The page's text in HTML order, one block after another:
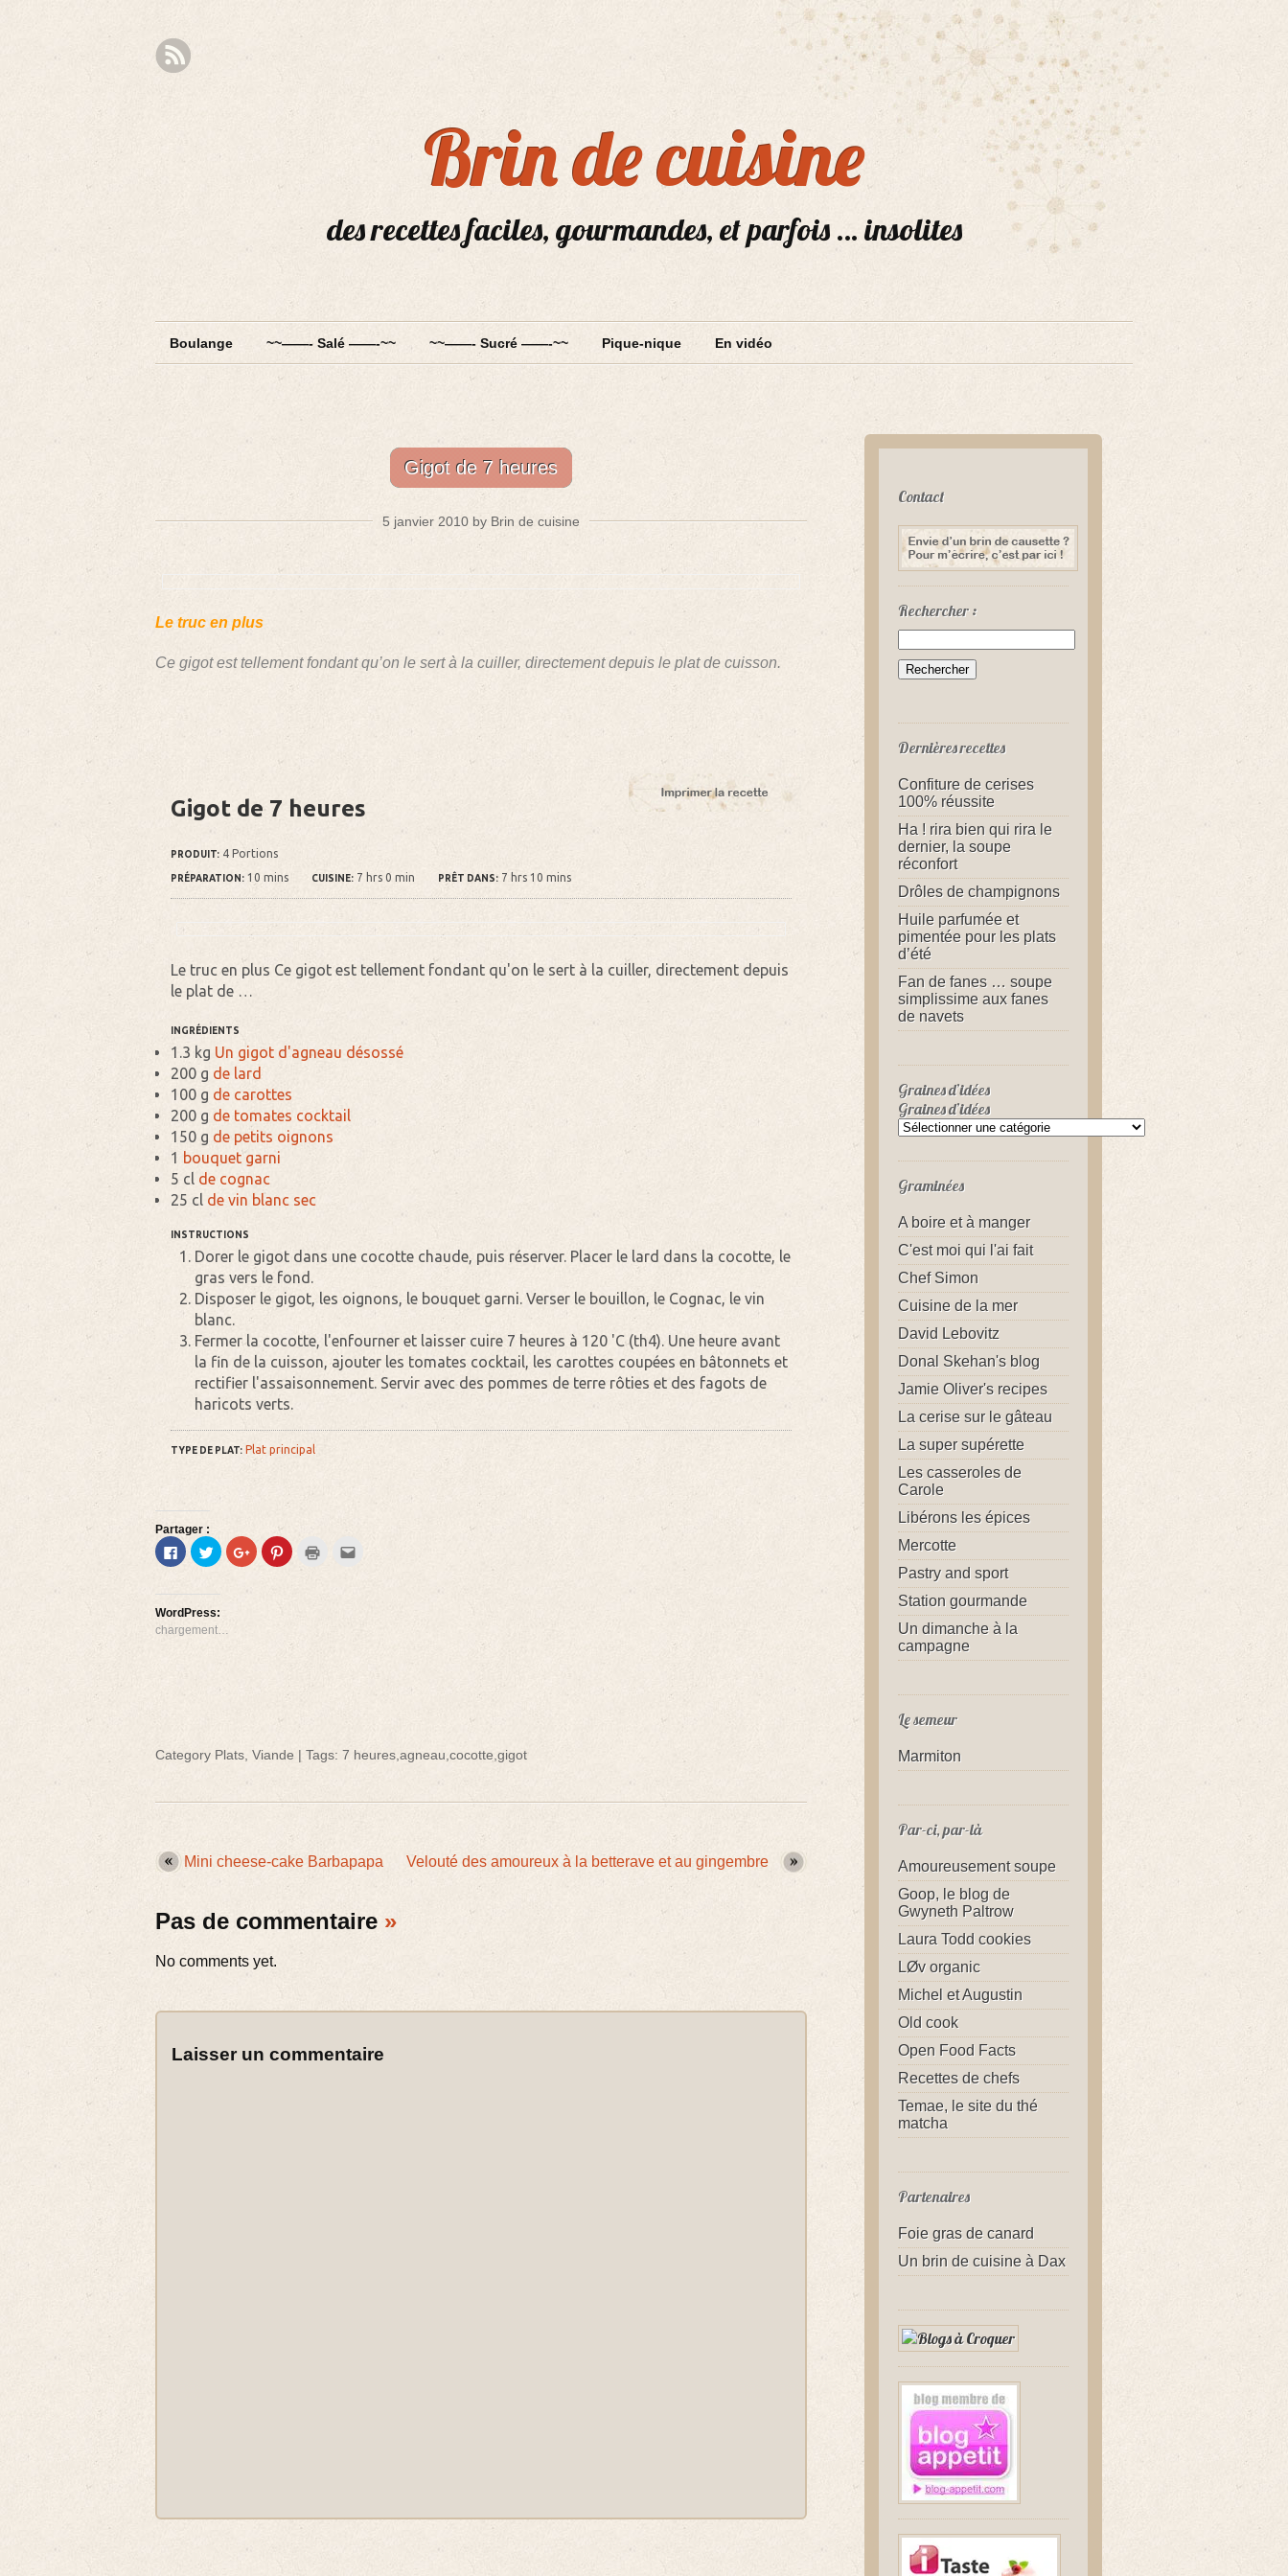
Brin de cuisine
des recettes faciles, gourmandes, et parfois … insolites
Boulange ~~——- Salé ——-~~ ~~——- Sucré ——-~~ Pique-nique En vidéo
Gigot de 7 heures
5 janvier 2010 by Brin de cuisine
Le truc en plus
Ce gigot est tellement fondant qu’on le sert à la cuiller, directement depuis le plat de cuisson.
Gigot de 7 heures
PRODUIT: 4 Portions
PRÉPARATION: 10 mins CUISINE: 7 hrs 0 min PRÊT DANS: 7 hrs 10 mins
Le truc en plus Ce gigot est tellement fondant qu'on le sert à la cuiller, directement depuis
le plat de …
INGRÉDIENTS
1.3 kg Un gigot d'agneau désossé
200 g de lard
100 g de carottes
200 g de tomates cocktail
150 g de petits oignons
1 bouquet garni
5 cl de cognac
25 cl de vin blanc sec
INSTRUCTIONS
Dorer le gigot dans une cocotte chaude, puis réserver. Placer le lard dans la cocotte, le
gras vers le fond.
Disposer le gigot, les oignons, le bouquet garni. Verser le bouillon, le Cognac, le vin
blanc.
Fermer la cocotte, l'enfourner et laisser cuire 7 heures à 120 'C (th4). Une heure avant
la fin de la cuisson, ajouter les tomates cocktail, les carottes coupées en bâtonnets et
rectifier l'assaisonnement. Servir avec des pommes de terre rôties et des fagots de
haricots verts.
TYPE DE PLAT: Plat principal
Partager :
Cliquez
pour
partager
Facebook(ouvre
dans
une
nouvelle
fenêtre)
Cliquez
pour
partager
Twitter(ouvre
une
nouvelle
Cliquez
pour
partager
nouvelle
Cliquez
pour
fenêtre)
Cliquer
pour
WordPress:
chargement…
Category Plats Viande | Tags: 7 heures agneau cocotte gigot
Mini cheese-cake Barbapapa Velouté des amoureux à la betterave et au gingembre
Pas de commentaire »
No comments yet.
Laisser un commentaire
Contact
Rechercher :
Dernières recettes
Confiture de cerises
100% réussite
Ha ! rira bien qui rira le
dernier, la soupe
réconfort
Drôles de champignons
Huile parfumée et
pimentée pour les plats
d’été
Fan de fanes … soupe
simplissime aux fanes
de navets
Graines d’idées
Graines d’idées
Graminées
A boire et à manger
C'est moi qui l'ai fait
Chef Simon
Cuisine de la mer
David Lebovitz
Donal Skehan's blog
Jamie Oliver's recipes
La cerise sur le gâteau
La super supérette
Les casseroles de
Carole
Libérons les épices
Mercotte
Pastry and sport
Station gourmande
Un dimanche à la
campagne
Le semeur
Marmiton
Par-ci, par-là
Amoureusement soupe
Goop, le blog de
Gwyneth Paltrow
Laura Todd cookies
LØv organic
Michel et Augustin
Old cook
Open Food Facts
Recettes de chefs
Temae, le site du thé
matcha
Partenaires
Foie gras de canard
Un brin de cuisine à Dax